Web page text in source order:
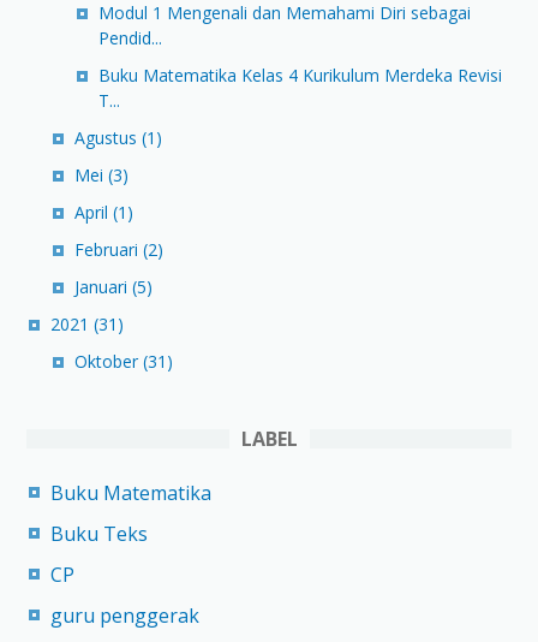
Modul 1 Mengenali dan Memahami Diri sebagai
Pendid...
Buku Matematika Kelas 4 Kurikulum Merdeka Revisi
T...
Agustus (1)
Mei (3)
April (1)
Februari (2)
Januari (5)
2021 (31)
Oktober(31)
LABEL
Buku Matematika
Buku Teks
CP
guru penggerak